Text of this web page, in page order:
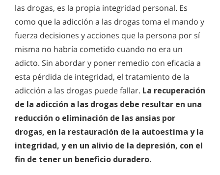
las drogas, es la propia integridad personal. Es
como que la adicción a las drogas toma el mando y
fuerza decisiones y acciones que la persona por sí
misma no habría cometido cuando no era un
adicto. Sin abordar y poner remedio con eficacia a
esta pérdida de integridad, el tratamiento de la
adicción a las drogas puede fallar. La recuperación
de la adicción a las drogas debe resultar en una
reducción o eliminación de las ansias por
drogas, en la restauración de la autoestima y la
integridad, y en un alivio de la depresión, con el
fin de tener un beneficio duradero.